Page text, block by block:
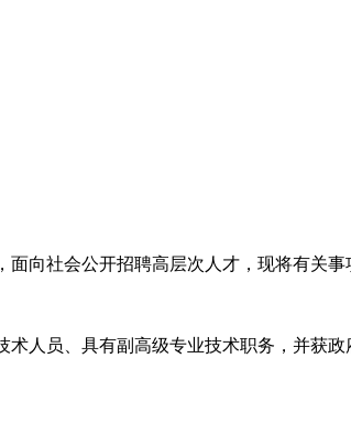
向社会公开招聘高层次人才，现将有关事
人员、具有副高级专业技术职务，并获